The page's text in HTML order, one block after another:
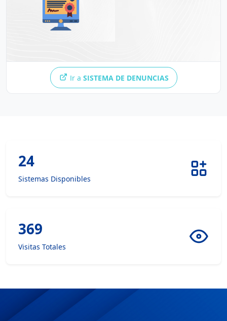
Ir a SISTEMA DE DENUNCIAS
24
Sistemas Disponibles
369
Visitas Totales